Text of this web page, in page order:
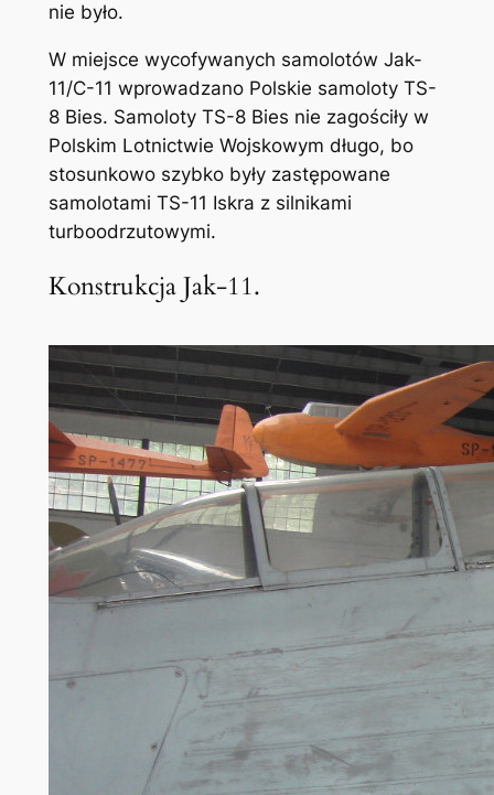
nie było.
W miejsce wycofywanych samolotów Jak-
11/C-11 wprowadzano Polskie samoloty TS-
8 Bies. Samoloty TS-8 Bies nie zagościły w
Polskim Lotnictwie Wojskowym długo, bo
stosunkowo szybko były zastępowane
samolotami TS-11 Iskra z silnikami
turboodrzutowymi.
Konstrukcja Jak-11.